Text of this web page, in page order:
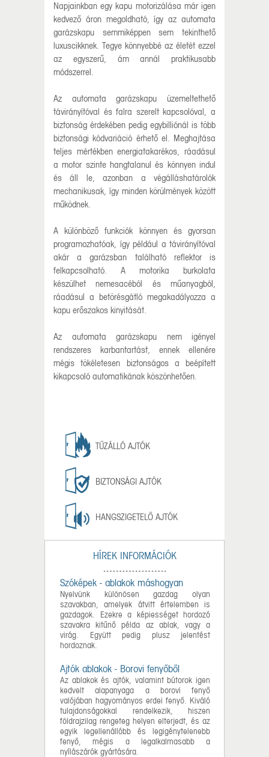
Napjainkban egy kapu motorizálása már igen
kedvező áron megoldható, így az automata
garázskapu semmiképpen sem tekinthető
luxuscikknek. Tegye könnyebbé az életét ezzel
az egyszerű, ám annál praktikusabb
módszerrel.
Az automata garázskapu üzemeltethető
távirányítóval és falra szerelt kapcsolóval, a
biztonság érdekében pedig egybilliónál is több
biztonsági kódvariáció érhető el. Meghajtása
teljes mértékben energiatakarékos, ráadásul
a motor szinte hangtalanul és könnyen indul
és áll le, azonban a végálláshatárolók
mechanikusak, így minden körülmények között
működnek.
A különböző funkciók könnyen és gyorsan
programozhatóak, így például a távirányítóval
akár a garázsban található reflektor is
felkapcsolható. A motorika burkolata
készülhet nemesacéból és műanyagból,
ráadásul a betörésgátló megakadályozza a
kapu erőszakos kinyitását.
Az automata garázskapu nem igényel
rendszeres karbantartást, ennek ellenére
mégis tökéletesen biztonságos a beépített
kikapcsoló automatikának köszönhetően.
TŰZÁLLÓ AJTÓK
BIZTONSÁGI AJTÓK
HANGSZIGETELŐ AJTÓK
HÍREK INFORMÁCIÓK
Szóképek - ablakok máshogyan
Nyelvünk különösen gazdag olyan
szavakban, amelyek átvitt értelemben is
gazdagok. Ezekre a képiességet hordozó
szavakra kitűnő példa az ablak, vagy a
virág. Együtt pedig plusz jelentést
hordoznak.
Ajtók ablakok - Borovi fenyőből
Az ablakok és ajtók, valamint bútorok igen
kedvelt alapanyaga a borovi fenyő
valójában hagyományos erdei fenyő. Kiváló
tulajdonságokkal rendelkezik, hiszen
földrajzilag rengeteg helyen elterjedt, és az
egyik legellenállóbb és legigénytelenebb
fenyő, mégis a legalkalmasabb a
nyílászárók gyártására.